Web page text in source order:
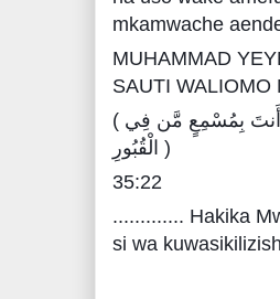
mkamwache
MUHAMMAD
SAUTI WALIOMO
( وَمَا يَسْتَوِي الْأَحْيَاءُ وَلَا الْأَمْوَاتُ ۚ إِنَّ اللَّهَ يُسْمِعُ مَن يَشَاءُ ۖ وَمَا أَنتَ بِمُسْمِعٍ مَّن فِي
الْقُبُورِ )
35:22
............. Hakika
si wa